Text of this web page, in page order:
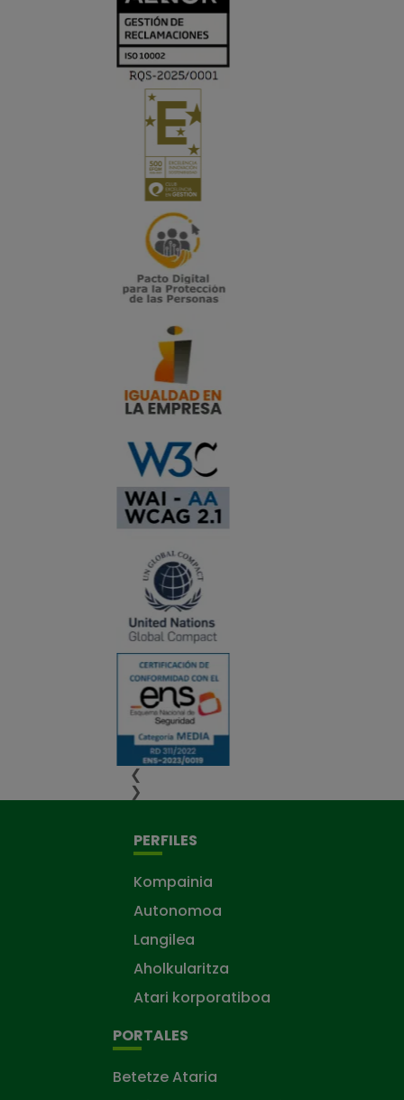
❮
❯
PERFILES
Kompainia
Autonomoa
Langilea
Aholkularitza
Atari korporatiboa
PORTALES
Betetze Ataria